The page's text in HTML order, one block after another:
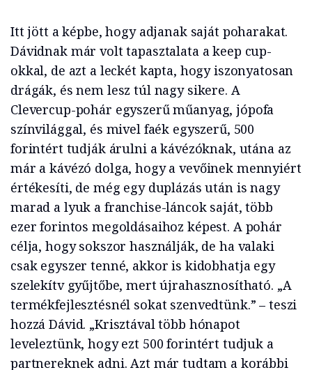
Itt jött a képbe, hogy adjanak saját poharakat.
Dávidnak már volt tapasztalata a keep cup-
okkal, de azt a leckét kapta, hogy iszonyatosan
drágák, és nem lesz túl nagy sikere. A
Clevercup-pohár egyszerű műanyag, jópofa
színvilággal, és mivel faék egyszerű, 500
forintért tudják árulni a kávézóknak, utána az
már a kávézó dolga, hogy a vevőinek mennyiért
értékesíti, de még egy duplázás után is nagy
marad a lyuk a franchise-láncok saját, több
ezer forintos megoldásaihoz képest. A pohár
célja, hogy sokszor használják, de ha valaki
csak egyszer tenné, akkor is kidobhatja egy
szelekítv gyűjtőbe, mert újrahasznosítható. „A
termékfejlesztésnél sokat szenvedtünk.” – teszi
hozzá Dávid. „Krisztával több hónapot
leveleztünk, hogy ezt 500 forintért tudjuk a
partnereknek adni. Azt már tudtam a korábbi